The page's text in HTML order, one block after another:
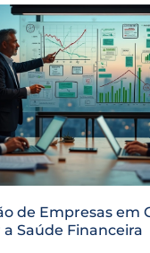
de Empresas em
Saúde Financeira